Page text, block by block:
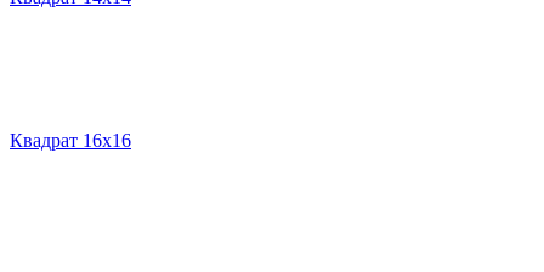
Квадрат 16х16